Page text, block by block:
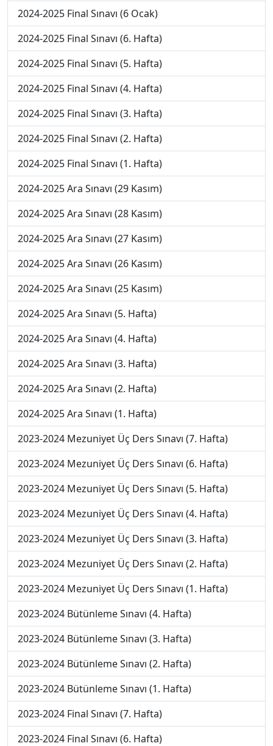
2024-2025 Final Sınavı (6 Ocak)
2024-2025 Final Sınavı (6. Hafta)
2024-2025 Final Sınavı (5. Hafta)
2024-2025 Final Sınavı (4. Hafta)
2024-2025 Final Sınavı (3. Hafta)
2024-2025 Final Sınavı (2. Hafta)
2024-2025 Final Sınavı (1. Hafta)
2024-2025 Ara Sınavı (29 Kasım)
2024-2025 Ara Sınavı (28 Kasım)
2024-2025 Ara Sınavı (27 Kasım)
2024-2025 Ara Sınavı (26 Kasım)
2024-2025 Ara Sınavı (25 Kasım)
2024-2025 Ara Sınavı (5. Hafta)
2024-2025 Ara Sınavı (4. Hafta)
2024-2025 Ara Sınavı (3. Hafta)
2024-2025 Ara Sınavı (2. Hafta)
2024-2025 Ara Sınavı (1. Hafta)
2023-2024 Mezuniyet Üç Ders Sınavı (7. Hafta)
2023-2024 Mezuniyet Üç Ders Sınavı (6. Hafta)
2023-2024 Mezuniyet Üç Ders Sınavı (5. Hafta)
2023-2024 Mezuniyet Üç Ders Sınavı (4. Hafta)
2023-2024 Mezuniyet Üç Ders Sınavı (3. Hafta)
2023-2024 Mezuniyet Üç Ders Sınavı (2. Hafta)
2023-2024 Mezuniyet Üç Ders Sınavı (1. Hafta)
2023-2024 Bütünleme Sınavı (4. Hafta)
2023-2024 Bütünleme Sınavı (3. Hafta)
2023-2024 Bütünleme Sınavı (2. Hafta)
2023-2024 Bütünleme Sınavı (1. Hafta)
2023-2024 Final Sınavı (7. Hafta)
2023-2024 Final Sınavı (6. Hafta)